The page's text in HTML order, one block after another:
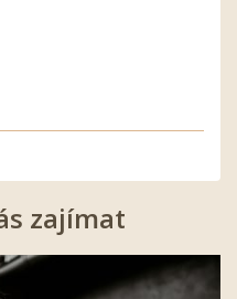
zajímat